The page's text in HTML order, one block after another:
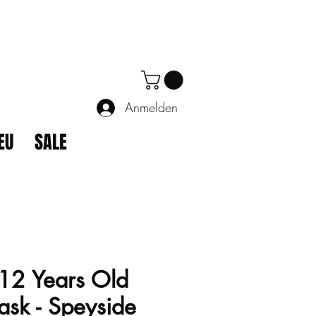
Anmelden
SALE
Years Old
- Speyside